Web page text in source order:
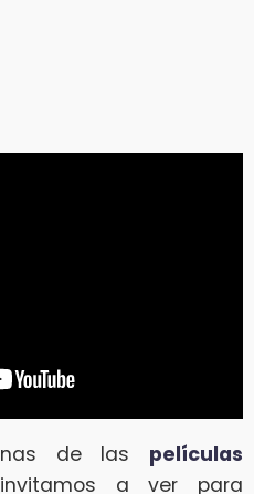
de las películas
a ver para